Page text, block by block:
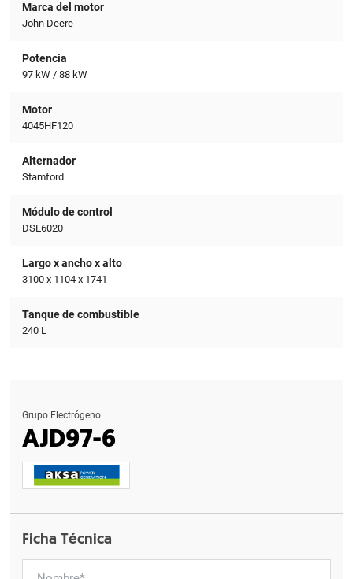
Marca del motor
John Deere
Potencia
97 kW / 88 kW
Motor
4045HF120
Alternador
Stamford
Módulo de control
DSE6020
Largo x ancho x alto
3100 x 1104 x 1741
Tanque de combustible
240 L
Grupo Electrógeno
AJD97-6
Ficha Técnica